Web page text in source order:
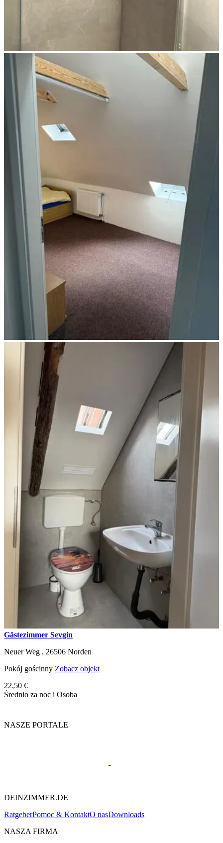
Gästezimmer Sevgin
Neuer Weg , 26506 Norden
Pokój gościnny Zobacz objekt
22,50 €
Średnio za noc i Osoba
NASZE PORTALE
DEINZIMMER.DE
RatgeberPomoc & KontaktO nasDownloads
NASZA FIRMA